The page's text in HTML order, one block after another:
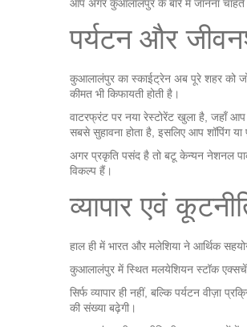
आप अगर कुआलालंपुर के बारे में जानना चाहते
पर्यटन और
कुआलालंपुर का स्काईट्रेन अब पूरे शहर को
कीमत भी किफायती होती है।
वाटरफ्रंट पर नया रेस्टोरेंट खुला है, जहाँ
सबसे सुहावना होता है, इसलिए आप शॉपिंग या
अगर प्रकृति पसंद है तो बटू केन्यन नेशनल
विकल्प हैं।
व्यापार एवं
हाल ही में भारत और मलेशिया ने आर्थिक
कुआलालंपुर में स्थित मलयेशियन स्टॉक एक्सचेंज
सिर्फ व्यापार ही नहीं, बल्कि पर्यटन वीज़ा
की संख्या बढ़ेगी।